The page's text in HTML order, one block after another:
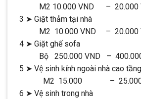
M2 10.000 VND – 20.000
3 ➤ Giặt thảm
M2 10.000 VND – 20.000
4 ➤ Giặt
Bộ 250.000 VND – 400.000
5 ➤ Vệ sinh kính ngoài
M2 15.000 – 25.000
6 ➤ Vệ sinh